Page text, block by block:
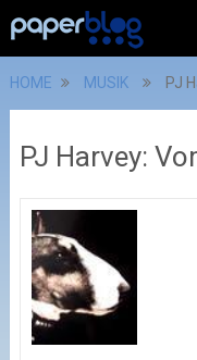
HOME MUSIK PJ
PJ Harvey: